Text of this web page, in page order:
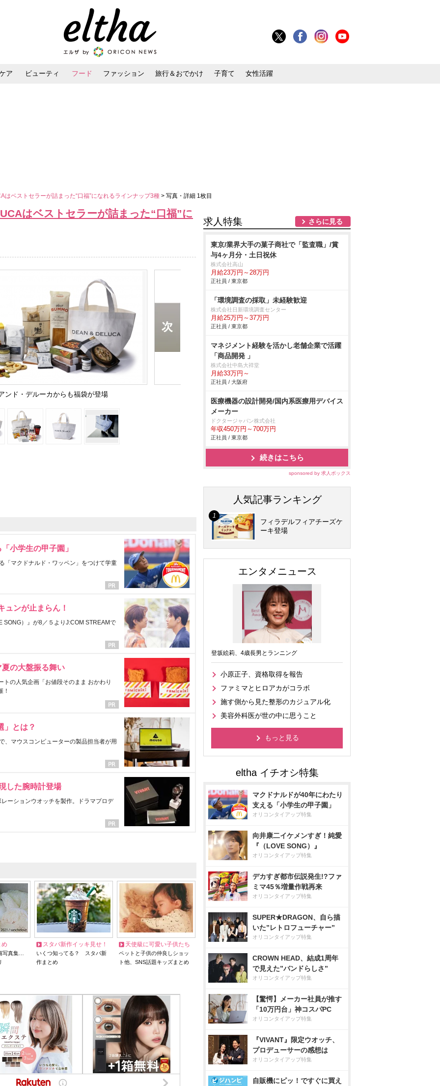
ア ビューティ フード ファッション 旅行＆おでかけ 子育て 女性活躍
はベストセラーが詰まった“口福”になれるラインナップ3種 > 写真・詳細 1枚目
はベストセラーが詰まった“口福”に
ンド・デルーカからも福袋が登場
小学生の甲子園」
「マクドナルド・ワッペン」をつけて学童
ュンが止まらん！
SONG）』が8／５よりJ:COM STREAMで
の大盤振る舞い
の人気企画「お値段そのまま おかわり
！
」とは？
、マウスコンピューターの製品担当者が用
した腕時計登場
ーションウオッチを製作。ドラマプロデ
め
写真集…
スタバ新作イッキ見せ！
いくつ知ってる？ スタバ新
作まとめ
天使級に可愛い子供たち
ペットと子供の仲良しショッ
ト他、SNS話題キッズまとめ
求人特集 さらに見る
東京/業界大手の菓子商社で「監査職」/賞
与4ヶ月分・土日祝休
株式会社高山
月給23万円～28万円
正社員 / 東京都
「環境調査の採取」未経験歓迎
株式会社日新環境調査センター
月給25万円～37万円
正社員 / 東京都
マネジメント経験を活かし老舗企業で活躍
「商品開発 」
株式会社中島大祥堂
月給33万円～
正社員 / 大阪府
医療機器の設計開発/国内系医療用デバイス
メーカー
ドクタージャパン株式会社
年収450万円～700万円
正社員 / 東京都
続きはこちら
sponsored by 求人ボックス
人気記事ランキング
フィラデルフィアチーズケ
ーキ登場
エンタメニュース
登坂絵莉、4歳長男とランニング
小原正子、資格取得を報告
ファミマとヒロアカがコラボ
施す側から見た整形のカジュアル化
美容外科医が世の中に思うこと
もっと見る
マクドナルドが40年にわたり
支える「小学生の甲子園」
オリコンタイアップ特集
向井康二イケメンすぎ！純愛
『（LOVE SONG）』
オリコンタイアップ特集
デカすぎ都市伝説発生!?ファ
ミマ45％増量作戦再来
オリコンタイアップ特集
SUPER★DRAGON、自ら描
いた”レトロフューチャー”
オリコンタイアップ特集
CROWN HEAD、結成1周年
で見えた”バンドらしさ”
オリコンタイアップ特集
【驚愕】メーカー社員が推す
「10万円台」神コスパPC
オリコンタイアップ特集
『VIVANT』限定ウオッチ、
プロデューサーの感想は
オリコンタイアップ特集
自販機にピッ！ですぐに買え